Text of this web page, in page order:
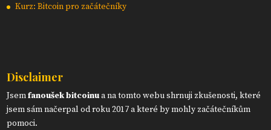
Kurz: Bitcoin pro začátečníky
Disclaimer
Jsemfanoušek bitcoinua na tomto webu shrnuji zkušenosti, které
jsem sám načerpal od roku 2017 a které by mohly začátečníkům
pomoci.